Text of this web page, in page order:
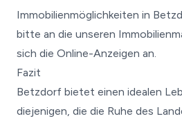
Immobilienmöglichkeiten in
bitte an die unseren
sich die Online-Anzeigen an.
Fazit
Betzdorf bietet einen idealen
diejenigen, die die Ruhe des